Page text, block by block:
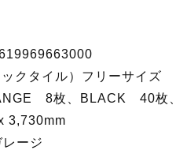
クタイル）フリーサイズ
8枚、BLACK 40枚
3,730mm
ージ